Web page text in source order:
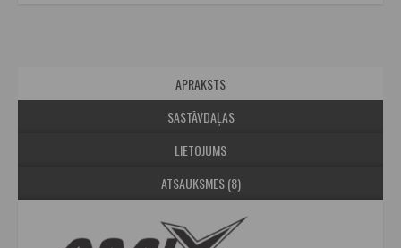
APRAKSTS
SASTĀVDAĻAS
LIETOJUMS
ATSAUKSMES (8)